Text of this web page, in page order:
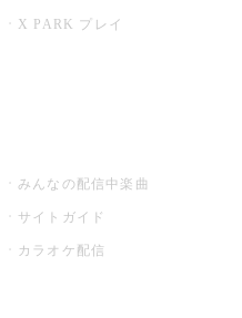
X PARK プレイ
みんなの配信中楽曲
サイトガイド
カラオケ配信